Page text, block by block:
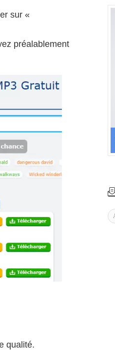
sur «
préalablement
qualité.